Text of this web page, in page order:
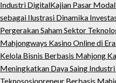
Industri DigitalKajian Pasar
sebagai Ilustrasi Dinamika
Pergerakan Saham Sektor
Mahjongways Kasino Online di
Kelola Bisnis Berbasis Mahjong
Meningkatkan Daya Saing
Teknososiopreneur Berbasis